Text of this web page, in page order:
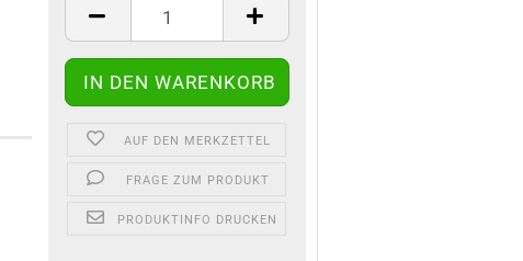
AUF DEN MERKZETTEL
FRAGE ZUM PRODUKT
PRODUKTINFO DRUCKEN